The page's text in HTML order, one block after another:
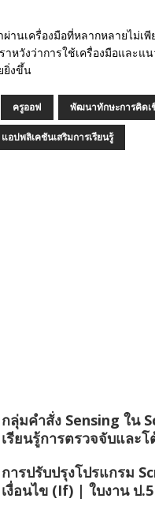
านเครื่องมือที่หลากหลายไ
หวังว่าการใช้เครื่องมือแล
ยิ่งขึ้น
ครูออฟ พัฒนาทักษะการคิดเ
แอปพลิเคชันเสริมการเรียนรู้
กลุ่มคำสั่ง Sensing ใน
เรียนรู้การตรวจจับและ
การปรับปรุงโปรแกรม
เงื่อนไข (If) | ใบงาน ป